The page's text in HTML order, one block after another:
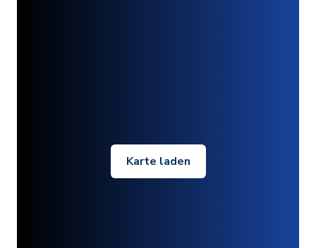
Karte laden